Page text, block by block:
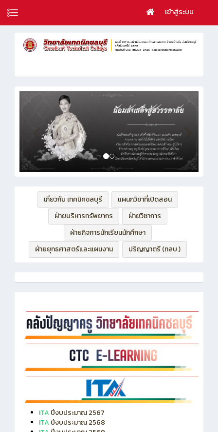
เข้าสู่ระบบ
เกี่ยวกับ เทคนิคชลบุรี
แผนกวิชาที่เปิดสอน
ฝ่ายบริหารทรัพยากร
ฝ่ายวิชาการ
ฝ่ายกิจการนักเรียนนักศึกษา
ฝ่ายยุทธศาสตร์และแผนงาน
ปริญญาตรี (ทลบ.)
ITA ปีงบประมาณ 2567